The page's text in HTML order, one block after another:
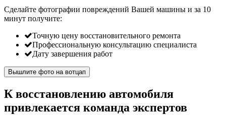
Сделайте фотографии повреждений Вашей машины и за 10
минут получите:
Точную цену восстановительного ремонта
Профессиональную консультацию специалиста
Дату завершения работ
Вышлите фото на вотцап
К восстановлению автомобиля
привлекается команда экспертов